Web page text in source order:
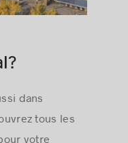
dans
tous les
votre